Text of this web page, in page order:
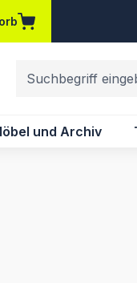
Merkzettel
und Archiv